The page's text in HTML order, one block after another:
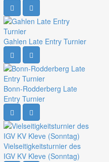
Gahlen Late Entry Turnier
Bonn-Rodderberg Late
Entry Turnier
Vielseitigkeitsturnier des
IGV KV Kleve (Sonntag)